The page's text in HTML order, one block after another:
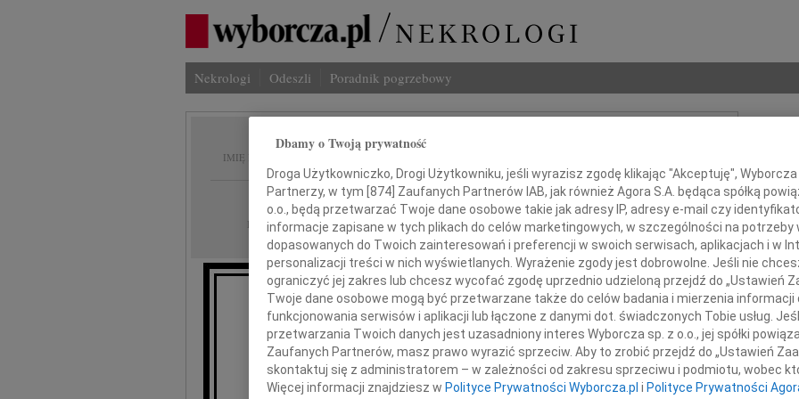
Nekrologi Odeszli Poradnik pogrzebowy
IMIĘ I NAZWISKO: Andrzej Reichelt
REGION: Poznań
DATA EMISJI: 29.06.2021
Z prawdziwym bólem przyjąłem wiadomość o odejściu
Andrzeja Reichelta
Wybitnego Adwokata,
INNE
W
Z
Z
Dbamy o Twoją prywatność
Droga Użytkowniczko, Drogi Użytkowniku, jeśli wyrazisz zgodę klikając "Akceptuję",
Partnerzy, w tym [ 874 ] Zaufanych Partnerów IAB, jak również Agora S.A. będąca spółką
o.o., będą przetwarzać Twoje dane osobowe takie jak adresy IP, adresy e-mail czy
informacje zapisane w tych plikach do celów marketingowych, w szczególności na potrzeby
dopasowanych do Twoich zainteresowań i preferencji w swoich serwisach, aplikacjach i w
personalizacji treści w nich wyświetlanych. Wyrażenie zgody jest dobrowolne. Jeśli nie
ograniczyć jej zakres lub chcesz wycofać zgodę uprzednio udzieloną przejdź do „Ustawień
Twoje dane osobowe mogą być przetwarzane także do celów badania i mierzenia
funkcjonowania serwisów i aplikacji lub łączone z danymi dot. świadczonych Tobie usług.
przetwarzania Twoich danych jest uzasadniony interes Wyborcza sp. z o.o., jej spółki
Zaufanych Partnerów, masz prawo wyrazić sprzeciw. Aby to zrobić przejdź do „Ustawień
skontaktuj się z administratorem – w zależności od zakresu sprzeciwu i podmiotu, wobec
Więcej informacji znajdziesz w Polityce Prywatności Wyborcza.pl i Polityce Prywatności